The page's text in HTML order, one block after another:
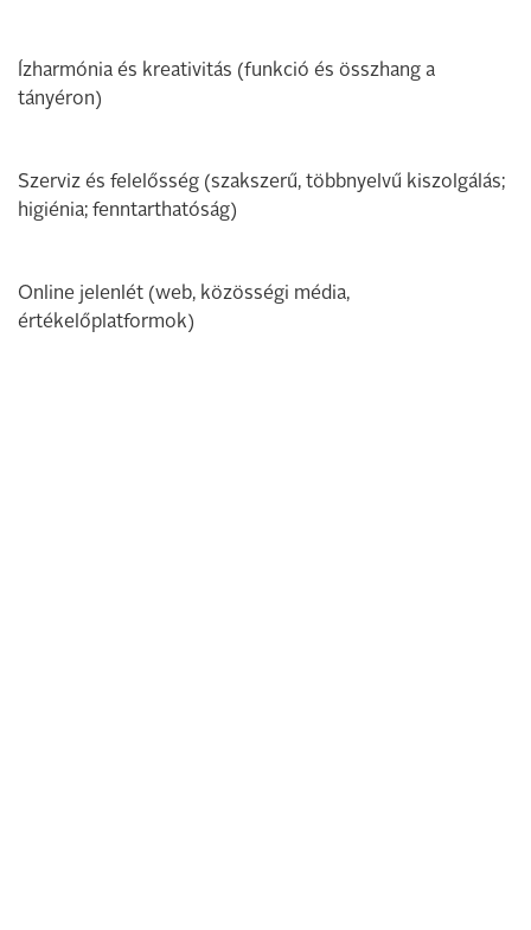
Ízharmónia és kreativitás (funkció és összhang a
tányéron)
Szerviz és felelősség (szakszerű, többnyelvű kiszolgálás;
higiénia; fenntarthatóság)
Online jelenlét (web, közösségi média,
értékelőplatformok)